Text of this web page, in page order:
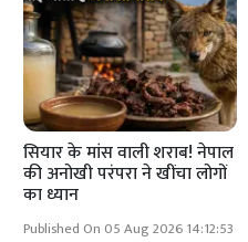
सियार के मांस वाली शराब! नेपाल
की अनोखी परंपरा ने खींचा लोगों
का ध्यान
Published On 05 Aug 2026 14:12:53